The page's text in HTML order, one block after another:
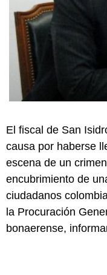
El fiscal de San
causa por haberse
escena de un
encubrimiento de
ciudadanos
la Procuración
bonaerense,